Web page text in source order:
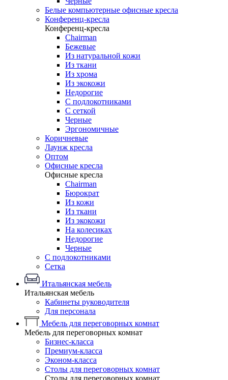
Белые компьютерные офисные кресла
Конференц-кресла
Конференц-кресла
Chairman
Бежевые
Из натуральной кожи
Из ткани
Из хрома
Из экокожи
Недорогие
С подлокотниками
С сеткой
Черные
Эргономичные
Коричневые
Лаунж кресла
Оптом
Офисные кресла
Офисные кресла
Chairman
Бюрократ
Из кожи
Из ткани
Из экокожи
На колесиках
Недорогие
Черные
С подлокотниками
Сетка
Итальянская мебель
Итальянская мебель
Кабинеты руководителя
Для персонала
Мебель для переговорных комнат
Мебель для переговорных комнат
Бизнес-класса
Премиум-класса
Эконом-класса
Столы для переговорных комнат
Столы для переговорных комнат